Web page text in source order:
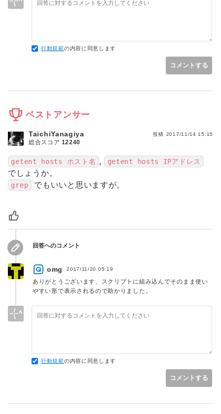
行動規範の内容に同意します
コメントする
ベストアンサー
getent hosts ホスト名 , getent hosts IPアドレス
でしょうか。
grep でもいいと思いますが。
投稿 2017/11/14 15:15
TaichiYanagiya
総合スコア 12240
回答へのコメント
omg 2017/11/20 05:19
ありがとうございます、スクリプトに組み込んでそのまま使い
やすい形で表示されるので助かりました。
行動規範の内容に同意します
コメントする